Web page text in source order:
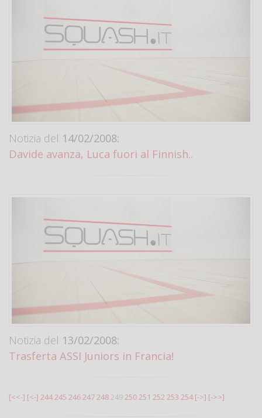
Notizia del 14/02/2008:
Davide avanza, Luca fuori al Finnish..
Notizia del 13/02/2008:
Trasferta ASSI Juniors in Francia!
[<<-] [<-] 244245 246247248 249250251 252 253 254 [->] [->>]